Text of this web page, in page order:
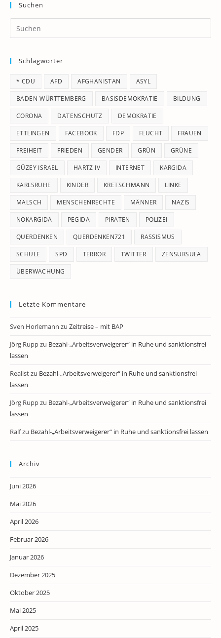
Suchen
Schlagwörter
* CDU AFD AFGHANISTAN ASYL
BADEN-WÜRTTEMBERG BASISDEMOKRATIE BILDUNG
CORONA DATENSCHUTZ DEMOKRATIE
ETTLINGEN FACEBOOK FDP FLUCHT FRAUEN
FREIHEIT FRIEDEN GENDER GRÜN GRÜNE
GÜZEY ISRAEL HARTZ IV INTERNET KARGIDA
KARLSRUHE KINDER KRETSCHMANN LINKE
MALSCH MENSCHENRECHTE MÄNNER NAZIS
NOKARGIDA PEGIDA PIRATEN POLIZEI
QUERDENKEN QUERDENKEN721 RASSISMUS
SCHULE SPD TERROR TWITTER ZENSURSULA
ÜBERWACHUNG
Letzte Kommentare
Sven Horlemann zu Zeitreise – mit BAP
Jörg Ruppzu Bezahl-„Arbeitsverweigerer“ in Ruhe und sanktionsfrei
lassen
Realistzu Bezahl-„Arbeitsverweigerer“ in Ruhe und sanktionsfrei
lassen
Jörg Ruppzu Bezahl-„Arbeitsverweigerer“ in Ruhe und sanktionsfrei
lassen
Ralfzu Bezahl-„Arbeitsverweigerer“ in Ruhe und sanktionsfrei lassen
Archiv
Juni 2026
Mai 2026
April 2026
Februar 2026
Januar 2026
Dezember 2025
Oktober 2025
Mai 2025
April 2025